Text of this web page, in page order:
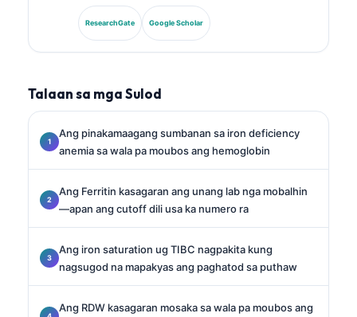
medicine, ug biomarker research. Kanhi nga
Presidente sa German Society for Clinical Chemistry,
siya nag-espesyalisar sa diagnostic panel analysis,
ResearchGate Google Scholar
Talaan sa mga Sulod
Ang pinakamaagang sumbanan sa iron deficiency
anemia sa wala pa moubos ang hemoglobin
Ang Ferritin kasagaran ang unang lab nga mobalhin
—apan ang cutoff dili usa ka numero ra
Ang iron saturation ug TIBC nagpakita kung
nagsugod na mapakyas ang paghatod sa puthaw
Ang RDW kasagaran mosaka sa wala pa moubos ang